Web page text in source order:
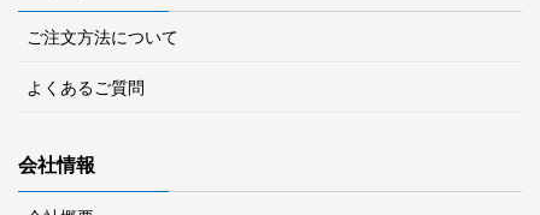
ご注文方法について
よくあるご質問
会社情報